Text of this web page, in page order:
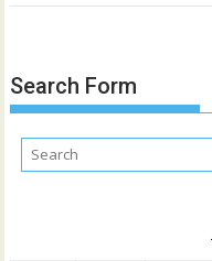
Search Form